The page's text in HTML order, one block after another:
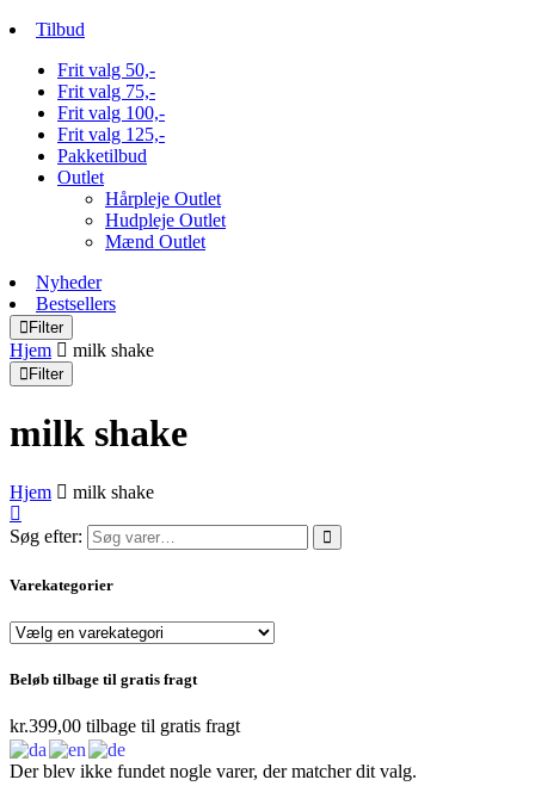
Tilbud
Frit valg 50,-
Frit valg 75,-
Frit valg 100,-
Frit valg 125,-
Pakketilbud
Outlet
Hårpleje Outlet
Hudpleje Outlet
Mænd Outlet
Nyheder
Bestsellers
Filter
Hjem milk shake
Filter
milk shake
Hjem milk shake
Søg efter:
Varekategorier
Beløb tilbage til gratis fragt
kr.399,00 tilbage til gratis fragt
Der blev ikke fundet nogle varer, der matcher dit valg.